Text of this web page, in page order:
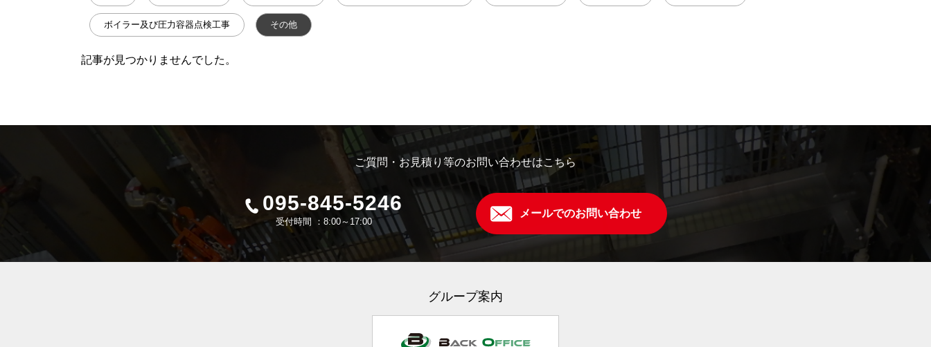
ボイラー及び圧力容器点検工事 その他
記事が見つかりませんでした。
ご質問・お見積り等のお問い合わせはこちら
095-845-5246
受付時間 ：8:00～17:00
メールでのお問い合わせ
グループ案内